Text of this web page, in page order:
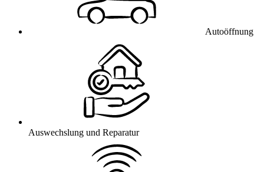
Autoöffnung
Auswechslung und Reparatur